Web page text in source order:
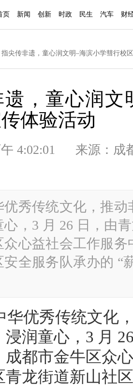
页 新闻 创新 时政 民生 汽车 财
指尖传非遗，童心润文明–海滨小学彗行校
，童心润文
体验活动
午 4:02:01 来源：
优秀传统文化，推
心，3 月 26 日，由
众心益社会工作服
安全服务队承办的 “
华优秀传统文化
浸润童心，3 月
成都市金牛区众
青龙街道新山社